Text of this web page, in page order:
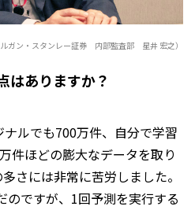
ルガン・スタンレー証券 内部監査部 星井 宏之）
はありますか？
ルでも700万件、自分で学習
件ほどの膨大なデータを取り
さには非常に苦労しました。
のですが、1回予測を実行する